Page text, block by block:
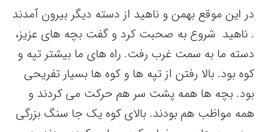
در این موقع بهمن و ناهید از دسته دیگر بیرون آمدند
. ناهید شروع به صحبت کرد و گفت بچه های عزیز،
دسته ما به سمت غرب رفت. راه های ما بیشتر تپه و
کوه بود. بالا رفتن از تپه ها و کوه ها بسیار تفریحی
بود. بچه ها همه پشت سر هم حرکت می کردند و
همه مواظب هم بودند. بالای کوه یک جا سنگ بزرگی